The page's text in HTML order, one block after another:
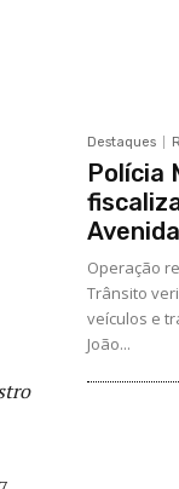
Destaques
Polícia
Operação
Trânsito
veículos e
João...